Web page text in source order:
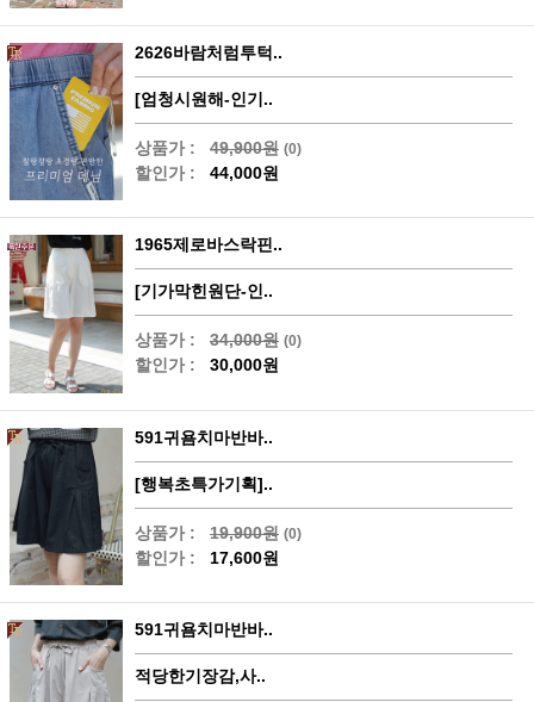
2626바람처럼투턱..
[엄청시원해-인기..
상품가 : 49,900원 (0)
할인가 : 44,000원
1965제로바스락핀..
[기가막힌원단-인..
상품가 : 34,000원 (0)
할인가 : 30,000원
591귀욤치마반바..
[행복초특가기획]..
상품가 : 19,900원 (0)
할인가 : 17,600원
591귀욤치마반바..
적당한기장감,사..